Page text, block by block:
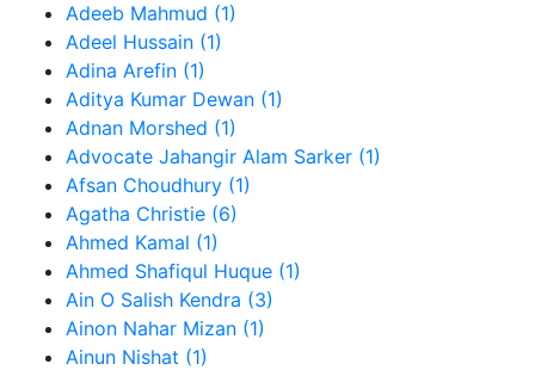
Adeeb Mahmud (1)
Adeel Hussain (1)
Adina Arefin (1)
Aditya Kumar Dewan (1)
Adnan Morshed (1)
Advocate Jahangir Alam Sarker (1)
Afsan Choudhury (1)
Agatha Christie (6)
Ahmed Kamal (1)
Ahmed Shafiqul Huque (1)
Ain O Salish Kendra (3)
Ainon Nahar Mizan (1)
Ainun Nishat (1)